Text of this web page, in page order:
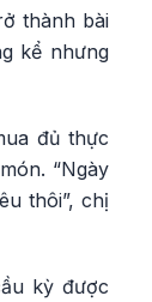
thành bài
kể nhưng
đủ thực
“Ngày
thôi”, chị
kỳ được